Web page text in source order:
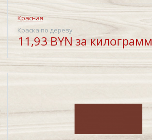
Красная
Краска по дереву
11,93 BYN за килограмм